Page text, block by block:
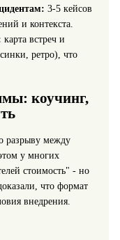
3-5 кейсов
и контекста.
карта встреч и
ретро), что
коучинг,
разрыву между
у многих
стоимость" - но
что формат
внедрения.